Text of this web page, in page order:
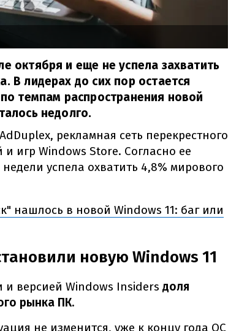
октября и еще не успела захватить
В лидерах до сих пор остается
темпам распространения новой
недолго.
рекламная сеть перекрестного
игр Windows Store. Согласно ее
успела охватить 4,8% мирового
нашлось в новой Windows 11: баг или
новую Windows 11
и версией Windows Insidersдоля
рынка ПК.
не изменится, уже к концу года ОС